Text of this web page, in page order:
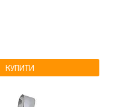
КУПИТИ